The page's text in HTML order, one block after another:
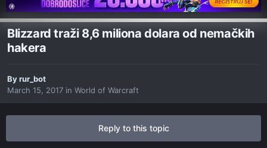
Blizzard traži 8,6 miliona dolara od nemačkih
hakera
Byrur_bot
March 15, 2017 in World of Warcraft
Reply to this topic